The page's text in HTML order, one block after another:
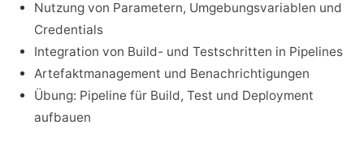
Nutzung von Parametern, Umgebungsvariablen und
Credentials
Integration von Build- und Testschritten in Pipelines
Artefaktmanagement und Benachrichtigungen
Übung: Pipeline für Build, Test und Deployment
aufbauen